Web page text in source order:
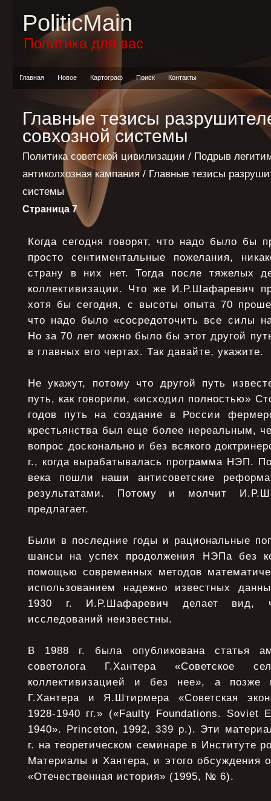
PoliticMain
Политика для вас
Главная Новое Картограф Поиск Контакты
Главные тезисы
совхозной системы
Политика советской цивилизации / Подрыв
антиколхозная кампания/ Главные тезисы
системы
Страница 7
Когда сегодня говорят, что надо было бы
просто сентиментальные пожелания,
страну в них нет. Тогда после тяжелых
коллективизации. Что же И.Р.Шафаревич
хотя бы сегодня, с высоты опыта 70
что надо было «сосредоточить все силы
Но за 70 лет можно было бы этот другой
в главных его чертах. Так давайте, укажите.
Не укажут, потому что другой путь
путь, как говорили, «исходил полностью»
годов путь на создание в России
крестьянства был еще более нереальным,
вопрос досконально и без всякого
г., когда вырабатывалась программа НЭП.
века пошли наши антисоветские
результатами. Потому и молчит
предлагает.
Были в последние годы и рациональные
шансы на успех продолжения НЭПа без
помощью современных методов
использованием надежно известных
1930 г. И.Р.Шафаревич делает вид,
исследований неизвестны.
В 1988 г. была опубликована статья
советолога Г.Хантера «Советское
коллективизацией и без нее», а позже
Г.Хантера и Я.Штирмера «Советская
1928-1940 гг.» («Faulty Foundations. Soviet
1940». Princeton, 1992, 339 p.). Эти
г. на теоретическом семинаре в Институте
Материалы и Хантера, и этого обсуждения
«Отечественная история» (1995, № 6).